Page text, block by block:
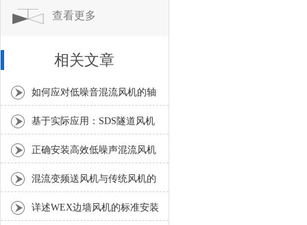
查看更多
相关文章
如何应对低噪音混流风机的轴
承温度异常升高？
基于实际应用：SDS隧道风机
常见问题诊断与解决策略
正确安装高效低噪声混流风机
是确保风量和噪声指标的关键
混流变频送风机与传统风机的
区别分析
详述WEX边墙风机的标准安装